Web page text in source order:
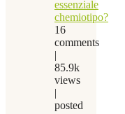
essenziale
chemiotipo?
16
comments
|
85.9k
views
|
posted